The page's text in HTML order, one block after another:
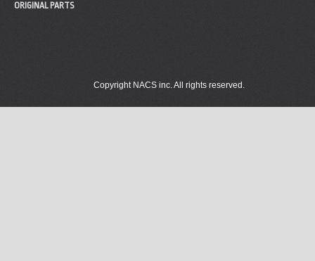
ORIGINAL PARTS
Copyright NACS inc. All rights reserved.